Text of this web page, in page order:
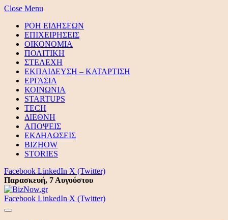
Close Menu
ΡΟΗ ΕΙΔΗΣΕΩΝ
ΕΠΙΧΕΙΡΗΣΕΙΣ
ΟΙΚΟΝΟΜΙΑ
ΠΟΛΙΤΙΚΗ
ΣΤΕΛΕΧΗ
ΕΚΠΑΙΔΕΥΣΗ – ΚΑΤΑΡΤΙΣΗ
ΕΡΓΑΣΙΑ
ΚΟΙΝΩΝΙΑ
STARTUPS
TECH
ΔΙΕΘΝΗ
ΑΠΟΨΕΙΣ
ΕΚΔΗΛΩΣΕΙΣ
BIZHOW
STORIES
Facebook LinkedIn X (Twitter)
Παρασκευή, 7 Αυγούστου
Facebook LinkedIn X (Twitter)